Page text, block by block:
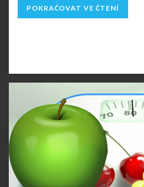
POKRAČOVAT VE ČTENÍ